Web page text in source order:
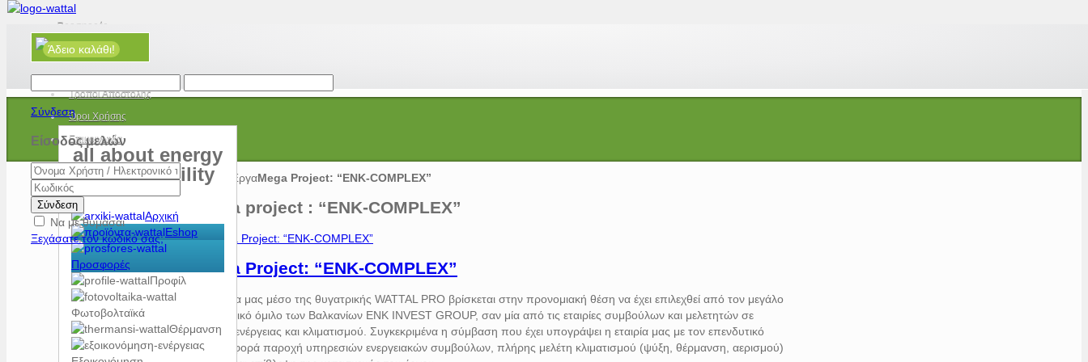
Προσφορές
Νέα
Τρόποι Αποστολής
Όροι Χρήσης
Επικοινωνία
Άδειο καλάθι!
Σύνδεση
Είσοδος μελών
Σύνδεση
Να με θυμάσαι
Ξεχάσατε τον κωδικό σας;
Αρχική ΈργαMega Project: “ENK-COMPLEX”
Mega project : “ENK-COMPLEX”
Mega Project: “ENK-COMPLEX”
Η εταιρία μας μέσο της θυγατρικής WATTAL PRO βρίσκεται στην προνομιακή θέση να έχει επιλεχθεί από τον μεγάλο
επενδυτικό όμιλο των Βαλκανίων ENK INVEST GROUP, σαν μία από τις εταιρίες συμβούλων και μελετητών σε
θέματα ενέργειας και κλιματισμού. Συγκεκριμένα η σύμβαση που έχει υπογράψει η εταιρία μας με τον επενδυτικό
όμιλο αφορά παροχή υπηρεσιών ενεργειακών συμβούλων, πλήρης μελέτη κλιματισμού (ψύξη, θέρμανση, αερισμού)
all about energy
and e-mobility
Αρχική
Eshop
Προσφορές
Προφίλ
Φωτοβολταϊκά
Θέρμανση